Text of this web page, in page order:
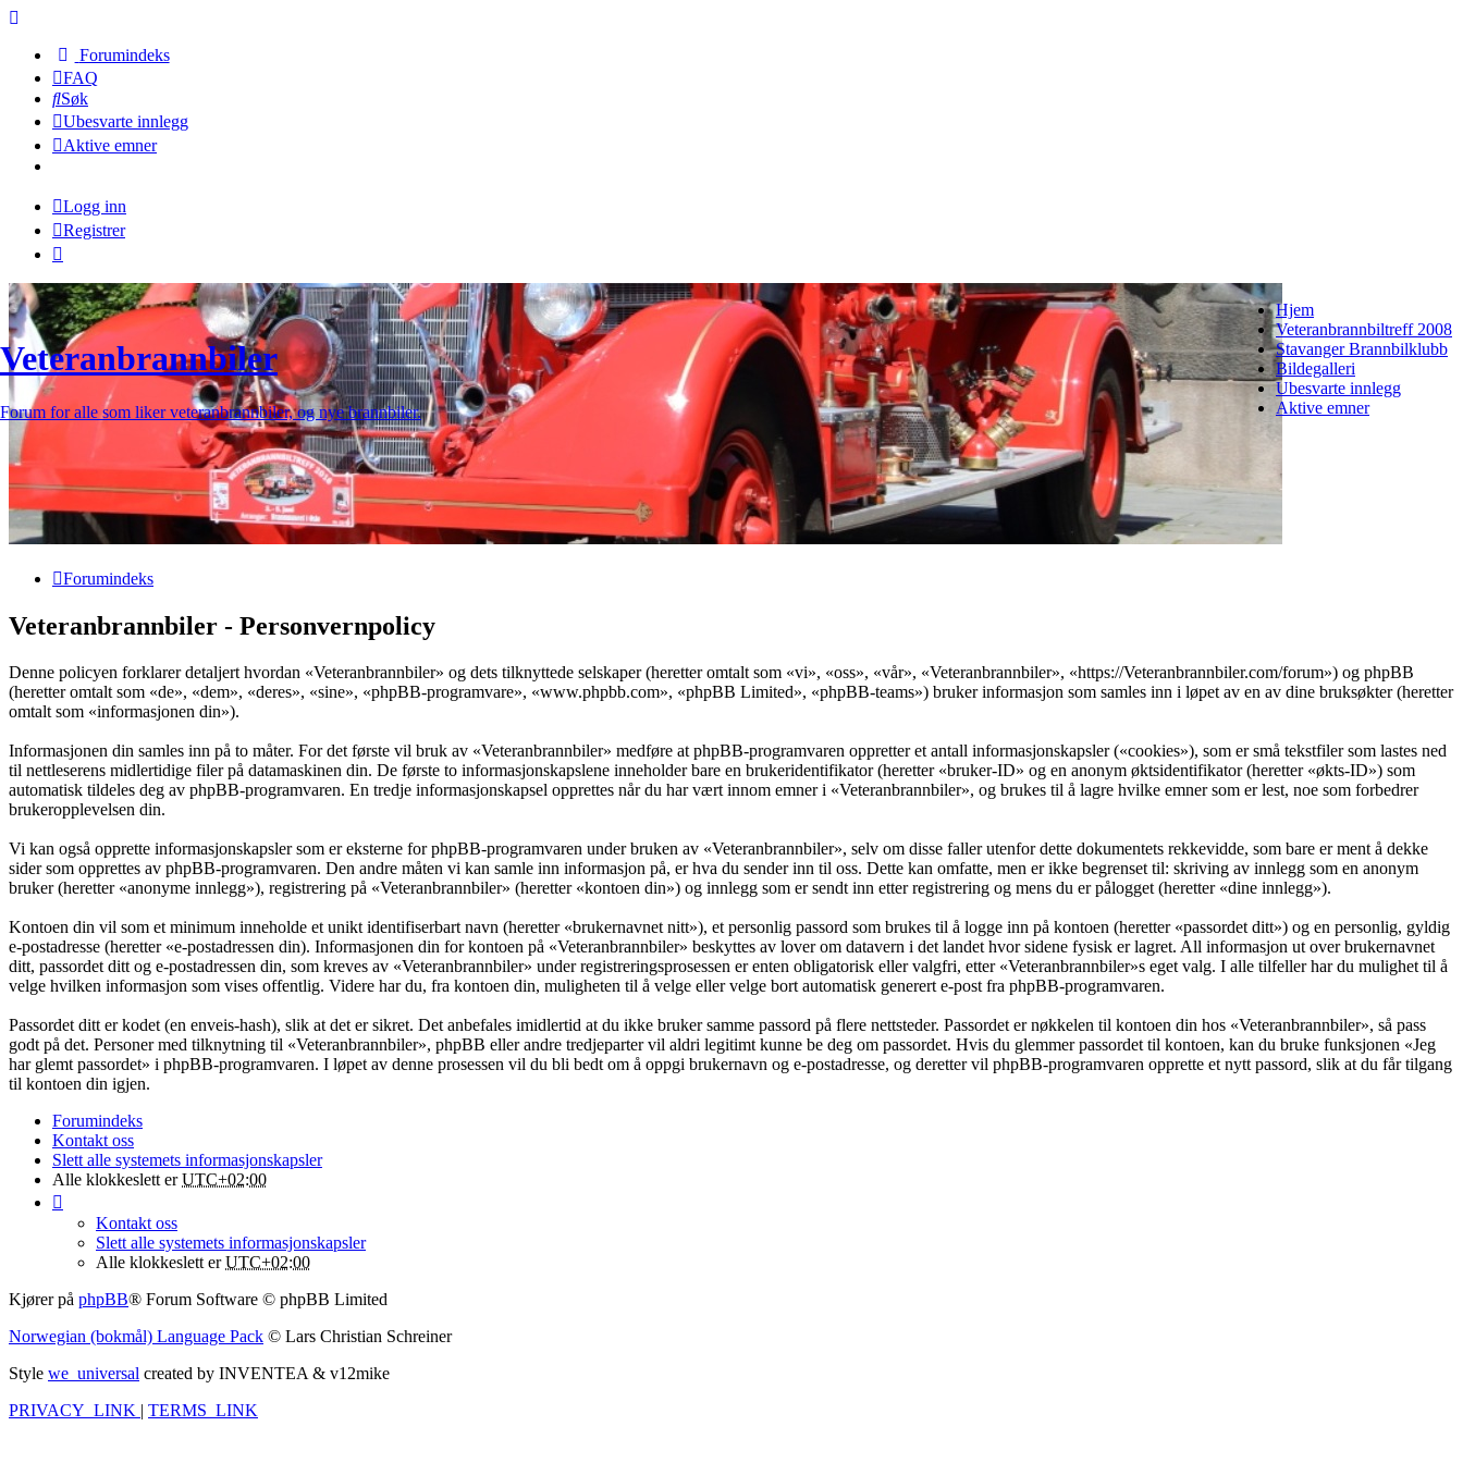
Forumindeks
FAQ
Søk
Ubesvarte innlegg
Aktive emner
Logg inn
Registrer
Hjem
Veteranbrannbiltreff 2008
Stavanger Brannbilklubb
Bildegalleri
Ubesvarte innlegg
Aktive emner
Veteranbrannbiler
Forum for alle som liker veteranbrannbiler, og nye brannbiler.
Forumindeks
Veteranbrannbiler - Personvernpolicy
Denne policyen forklarer detaljert hvordan «Veteranbrannbiler» og dets tilknyttede selskaper (heretter omtalt som «vi», «oss», «vår», «Veteranbrannbiler», «https://Veteranbrannbiler.com/forum») og phpBB
(heretter omtalt som «de», «dem», «deres», «sine», «phpBB-programvare», «www.phpbb.com», «phpBB Limited», «phpBB-teams») bruker informasjon som samles inn i løpet av en av dine bruksøkter (heretter
omtalt som «informasjonen din»).
Informasjonen din samles inn på to måter. For det første vil bruk av «Veteranbrannbiler» medføre at phpBB-programvaren oppretter et antall informasjonskapsler («cookies»), som er små tekstfiler som lastes ned
til nettleserens midlertidige filer på datamaskinen din. De første to informasjonskapslene inneholder bare en brukeridentifikator (heretter «bruker-ID» og en anonym øktsidentifikator (heretter «økts-ID») som
automatisk tildeles deg av phpBB-programvaren. En tredje informasjonskapsel opprettes når du har vært innom emner i «Veteranbrannbiler», og brukes til å lagre hvilke emner som er lest, noe som forbedrer
brukeropplevelsen din.
Vi kan også opprette informasjonskapsler som er eksterne for phpBB-programvaren under bruken av «Veteranbrannbiler», selv om disse faller utenfor dette dokumentets rekkevidde, som bare er ment å dekke
sider som opprettes av phpBB-programvaren. Den andre måten vi kan samle inn informasjon på, er hva du sender inn til oss. Dette kan omfatte, men er ikke begrenset til: skriving av innlegg som en anonym
bruker (heretter «anonyme innlegg»), registrering på «Veteranbrannbiler» (heretter «kontoen din») og innlegg som er sendt inn etter registrering og mens du er pålogget (heretter «dine innlegg»).
Kontoen din vil som et minimum inneholde et unikt identifiserbart navn (heretter «brukernavnet nitt»), et personlig passord som brukes til å logge inn på kontoen (heretter «passordet ditt») og en personlig, gyldig
e-postadresse (heretter «e-postadressen din). Informasjonen din for kontoen på «Veteranbrannbiler» beskyttes av lover om datavern i det landet hvor sidene fysisk er lagret. All informasjon ut over brukernavnet
ditt, passordet ditt og e-postadressen din, som kreves av «Veteranbrannbiler» under registreringsprosessen er enten obligatorisk eller valgfri, etter «Veteranbrannbiler»s eget valg. I alle tilfeller har du mulighet til å
velge hvilken informasjon som vises offentlig. Videre har du, fra kontoen din, muligheten til å velge eller velge bort automatisk generert e-post fra phpBB-programvaren.
Passordet ditt er kodet (en enveis-hash), slik at det er sikret. Det anbefales imidlertid at du ikke bruker samme passord på flere nettsteder. Passordet er nøkkelen til kontoen din hos «Veteranbrannbiler», så pass
godt på det. Personer med tilknytning til «Veteranbrannbiler», phpBB eller andre tredjeparter vil aldri legitimt kunne be deg om passordet. Hvis du glemmer passordet til kontoen, kan du bruke funksjonen «Jeg
har glemt passordet» i phpBB-programvaren. I løpet av denne prosessen vil du bli bedt om å oppgi brukernavn og e-postadresse, og deretter vil phpBB-programvaren opprette et nytt passord, slik at du får tilgang
til kontoen din igjen.
Forumindeks
Kontakt oss
Slett alle systemets informasjonskapsler
Alle klokkeslett erUTC+02:00
Kontakt oss
Slett alle systemets informasjonskapsler
Alle klokkeslett erUTC+02:00
Kjører på phpBB® Forum Software © phpBB Limited
Norwegian (bokmål) Language Pack © Lars Christian Schreiner
Style we_universal created by INVENTEA & v12mike
PRIVACY_LINK | TERMS_LINK